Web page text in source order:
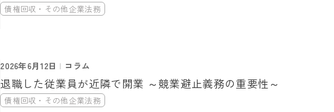
債権回収・その他企業法務
2026年6月12日 コラム
退職した従業員が近隣で開業 ～競業避止義務の重要性～
債権回収・その他企業法務